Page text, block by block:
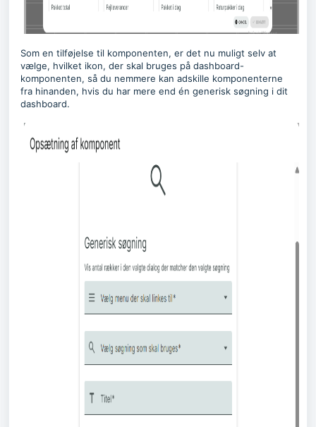
Som en tilføjelse til komponenten, er det nu muligt selv at
vælge, hvilket ikon, der skal bruges på dashboard-
komponenten, så du nemmere kan adskille komponenterne
fra hinanden, hvis du har mere end én generisk søgning i dit
dashboard.